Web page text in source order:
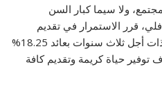
ولا سيما كبار السن
قرر الاستمرار في تقديم
شهادة «رد الجميل» لكبار السن، ذات أجل ثلاث سنوات بعائد 18.25%
بهدف توفير حياة كريمة وتقديم كافة